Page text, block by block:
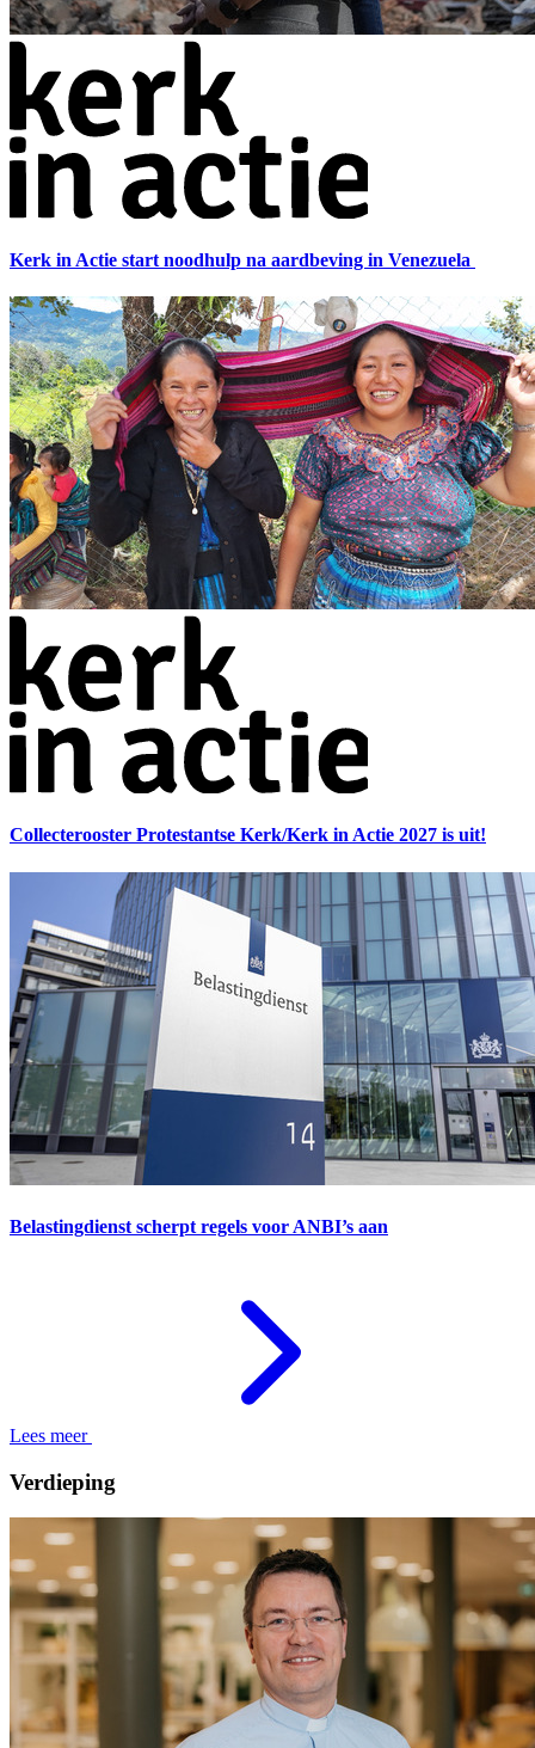
Kerk in Actie start noodhulp na aardbeving in Venezuela
Collecterooster Protestantse Kerk/Kerk in Actie 2027 is uit!
Belastingdienst scherpt regels voor ANBI’s aan
Lees meer
Verdieping